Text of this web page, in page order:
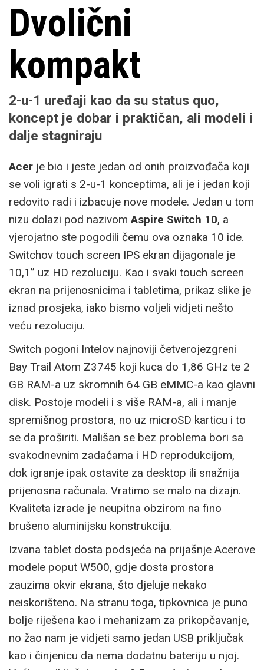
Dvolični
kompakt
2-u-1 uređaji kao da su status quo,
koncept je dobar i praktičan, ali modeli i
dalje stagniraju
Acer je bio i jeste jedan od onih proizvođača koji
se voli igrati s 2-u-1 konceptima, ali je i jedan koji
redovito radi i izbacuje nove modele. Jedan u tom
nizu dolazi pod nazivomAspire Switch 10, a
vjerojatno ste pogodili čemu ova oznaka 10 ide.
Switchov touch screen IPS ekran dijagonale je
10,1” uz HD rezoluciju. Kao i svaki touch screen
ekran na prijenosnicima i tabletima, prikaz slike je
iznad prosjeka, iako bismo voljeli vidjeti nešto
veću rezoluciju.
Switch pogoni Intelov najnoviji četverojezgreni
Bay Trail Atom Z3745 koji kuca do 1,86 GHz te 2
GB RAM-a uz skromnih 64 GB eMMC-a kao glavni
disk. Postoje modeli i s više RAM-a, ali i manje
spremišnog prostora, no uz microSD karticu i to
se da proširiti. Mališan se bez problema bori sa
svakodnevnim zadaćama i HD reprodukcijom,
dok igranje ipak ostavite za desktop ili snažnija
prijenosna računala. Vratimo se malo na dizajn.
Kvaliteta izrade je neupitna obzirom na fino
brušeno aluminijsku konstrukciju.
Izvana tablet dosta podsjeća na prijašnje Acerove
modele poput W500, gdje dosta prostora
zauzima okvir ekrana, što djeluje nekako
neiskorišteno. Na stranu toga, tipkovnica je puno
bolje riješena kao i mehanizam za prikopčavanje,
no žao nam je vidjeti samo jedan USB priključak
kao i činjenicu da nema dodatnu bateriju u njoj.